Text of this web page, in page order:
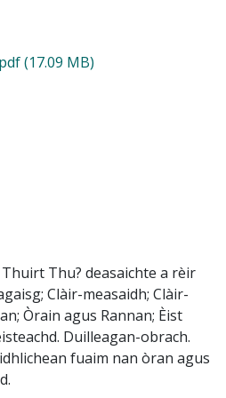
(17.09 MB)
Thu? deasaichte a rèir
Clàir-measaidh; Clàir-
Òrain agus Rannan; Èist
Duilleagan-obrach.
fuaim nan òran agus